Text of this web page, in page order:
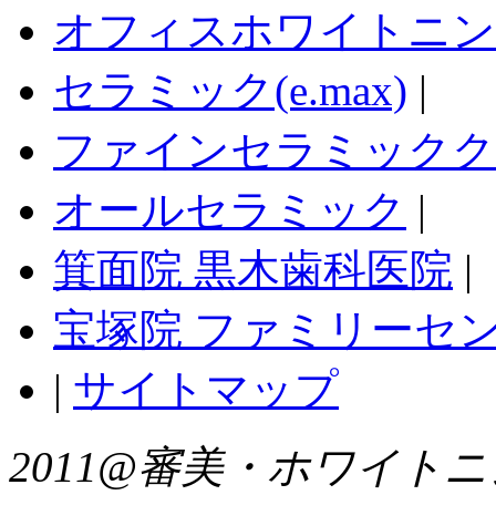
オフィスホワイトニ
セラミック(e.max) |
ファインセラミック
オールセラミック |
箕面院 黒木歯科医院 |
宝塚院 ファミリーセ
| サイトマップ
2011@審美・ホワイト